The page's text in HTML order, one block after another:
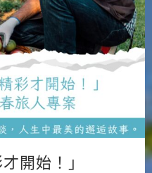
開始！」